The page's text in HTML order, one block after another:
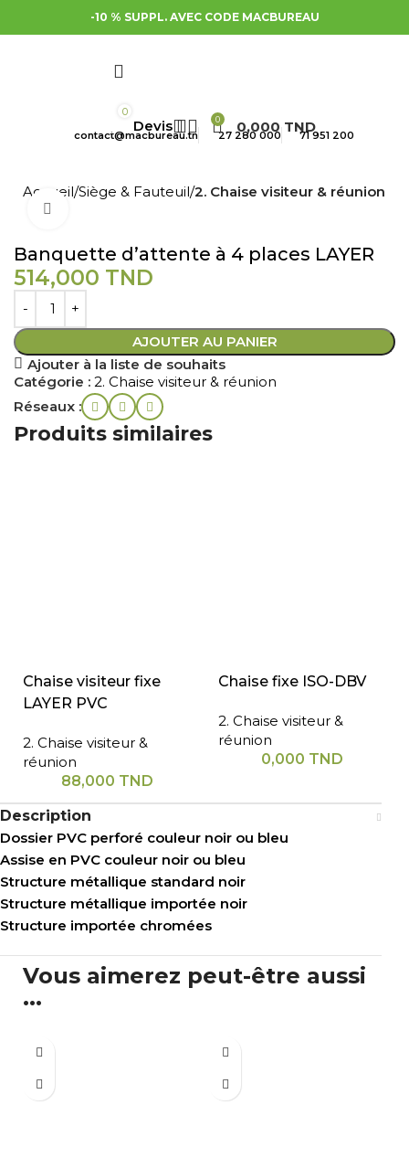
-10 % SUPPL. AVEC CODE MACBUREAU
0
0 0,000TND
contact@macbureau.tn 27 280 000 71 951 200
Accueil Siège & Fauteuil 2. Chaise visiteur & réunion
Banquette d’attente à 4 places LAYER
514,000 TND
AJOUTER AU PANIER
Ajouter à la liste de souhaits
Catégorie : 2. Chaise visiteur & réunion
Réseaux :
Produits similaires
Chaise visiteur fixe
LAYER PVC
2. Chaise visiteur &
réunion
88,000 TND
Chaise fixe ISO-DBV
2. Chaise visiteur &
réunion
0,000 TND
Description
Dossier PVC perforé couleur noir ou bleu
Assise en PVC couleur noir ou bleu
Structure métallique standard noir
Structure métallique importée noir
Structure importée chromées
Vous aimerez peut-être aussi
...